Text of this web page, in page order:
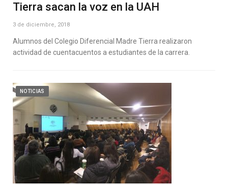
Tierra sacan la voz en la UAH
3 de diciembre, 2018
Alumnos del Colegio Diferencial Madre Tierra realizaron
actividad de cuentacuentos a estudiantes de la carrera.
NOTICIAS